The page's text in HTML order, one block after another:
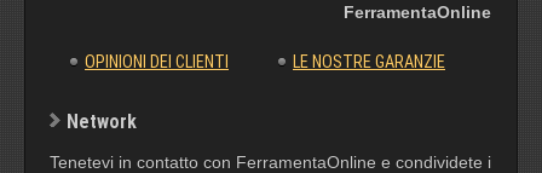
FerramentaOnline
OPINIONI DEI CLIENTI LE NOSTRE GARANZIE
Network
Tenetevi in contatto con FerramentaOnline e condividete i